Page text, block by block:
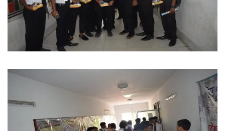
Ministry of Education
University of Rajshahi
Directorate of Technical Education
Skills and Training Enhancement Project (STEP)
CONTACT US